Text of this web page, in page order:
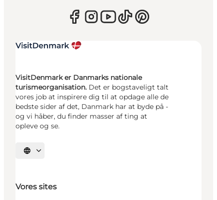
VisitDenmark er Danmarks nationale
turismeorganisation. Det er bogstaveligt talt
vores job at inspirere dig til at opdage alle de
bedste sider af det, Danmark har at byde på -
og vi håber, du finder masser af ting at
opleve og se.
Vælg sprog
Vores sites